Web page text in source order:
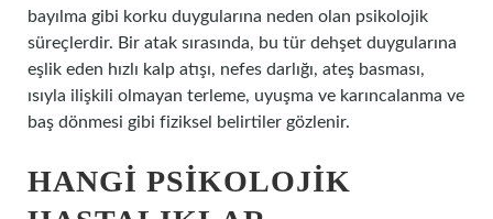
bayılma gibi korku duygularına neden olan psikolojik
süreçlerdir. Bir atak sırasında, bu tür dehşet duygularına
eşlik eden hızlı kalp atışı, nefes darlığı, ateş basması,
ısıyla ilişkili olmayan terleme, uyuşma ve karıncalanma ve
baş dönmesi gibi fiziksel belirtiler gözlenir.
HANGI PSIKOLOJIK